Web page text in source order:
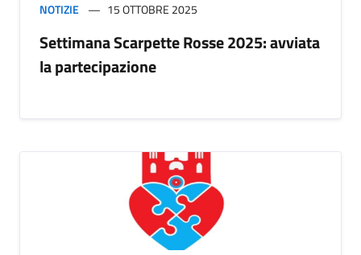
NOTIZIE 15 OTTOBRE 2025
Settimana Scarpette Rosse 2025: avviata
la partecipazione